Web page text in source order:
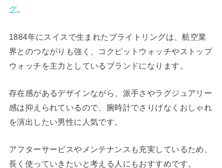
グ。
1884年にスイスで生まれたブライトリングは、航空業
界とのつながりも強く、コクピットウォッチやストップ
ウォッチを主力としているブランドになります。
存在感があるデザインながら、派手さやラグジュアリー
感は抑えられているので、腕時計でさりげなくおしゃれ
を演出したい男性に人気です。
アフターサービスやメンテナンスも充実しているため、
長く使っていきたいと考える人にもおすすめです。